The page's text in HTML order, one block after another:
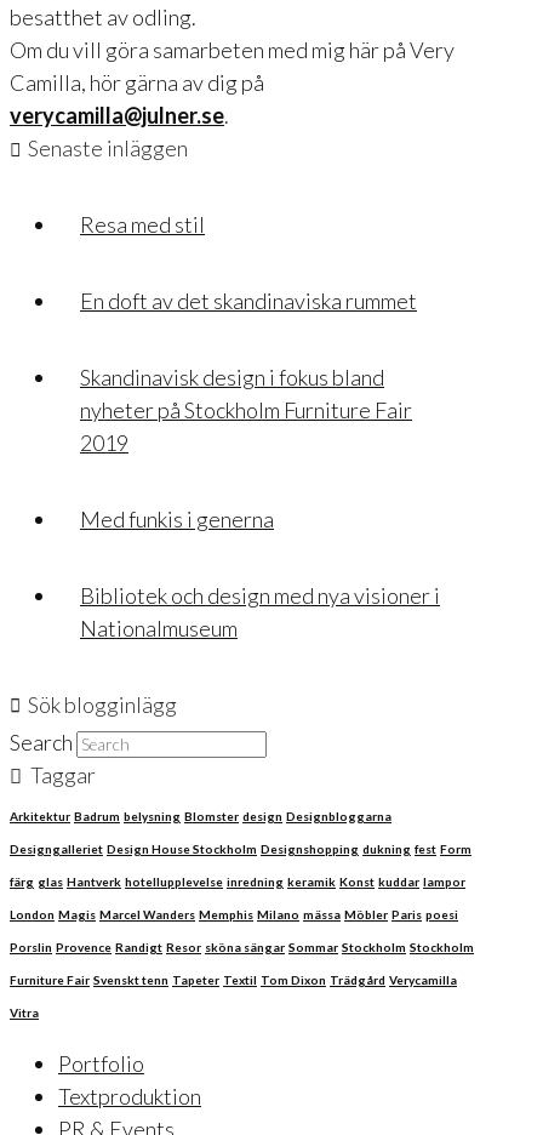
besatthet av odling.
Om du vill göra samarbeten med mig här på Very
Camilla, hör gärna av dig på
verycamilla@julner.se.
Senaste inläggen
Resa med stil
En doft av det skandinaviska rummet
Skandinavisk design i fokus bland
nyheter på Stockholm Furniture Fair
2019
Med funkis i generna
Bibliotek och design med nya visioner i
Nationalmuseum
Sök blogginlägg
Search
Taggar
Arkitektur Badrum belysning Blomster design Designbloggarna
Designgalleriet Design House Stockholm Designshopping dukning fest Form
färg glas Hantverk hotellupplevelse inredning keramik Konst kuddar lampor
London Magis Marcel Wanders Memphis Milano mässa Möbler Paris poesi
Porslin Provence Randigt Resor sköna sängar Sommar Stockholm Stockholm
Furniture Fair Svenskt tenn Tapeter Textil Tom Dixon Trädgård Verycamilla
Vitra
Portfolio
Textproduktion
PR & Events